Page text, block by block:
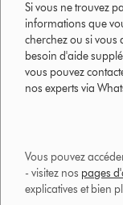
Si vous ne trouvez
informations que
cherchez ou si vous
besoin d'aide
vous pouvez
nos experts via
Vous pouvez
- visitez nos pages
explicatives et bien